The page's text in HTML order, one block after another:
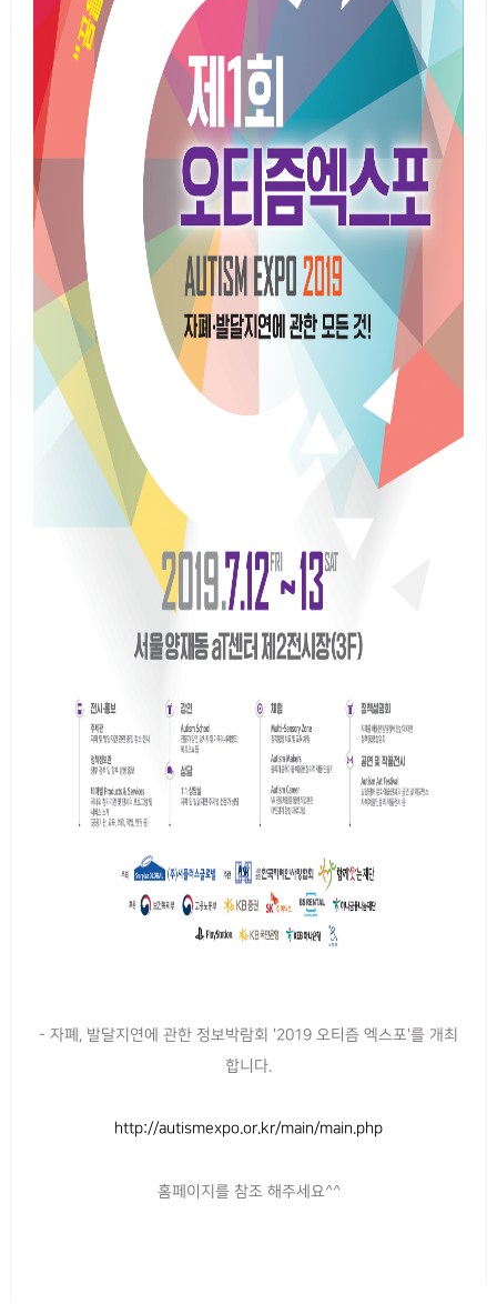
- 자폐, 발달지연에 관한 정보박람회 '2019 오티즘 엑스포'를 개최
합니다.
http://autismexpo.or.kr/main/main.php
홈페이지를 참조 해주세요^^